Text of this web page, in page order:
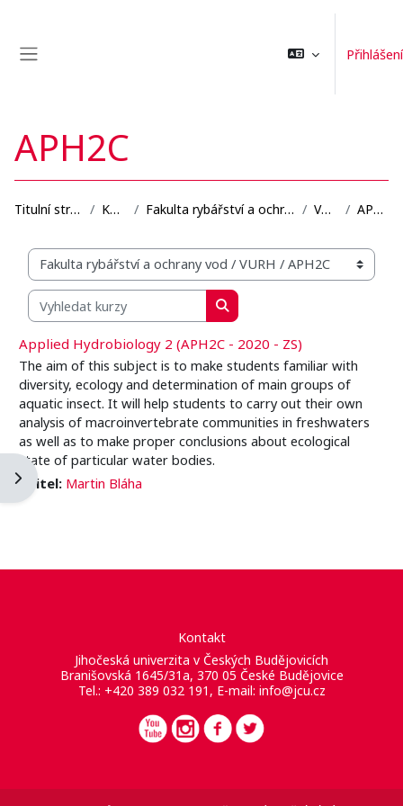
Přihlášení
Otevřít panel bloku
APH2C
Titulní stránka Kurzy Fakulta rybářství a ochrany vod VURH APH2C
Organizační struktura kurzů
Vyhledat kurzy
Vyhledat kurzy
Applied Hydrobiology 2 (APH2C - 2020 - ZS)
The aim of this subject is to make students familiar with
diversity, ecology and determination of main groups of
aquatic insect. It will help students to carry out their own
analysis of macroinvertebrate communities in freshwaters
as well as to make proper conclusions about ecological
state of particular water bodies.
Učitel: Martin Bláha
Kontakt
Jihočeská univerzita v Českých Budějovicích
Branišovská 1645/31a, 370 05 České Budějovice
Tel.: +420 389 032 191, E-mail: info@jcu.cz